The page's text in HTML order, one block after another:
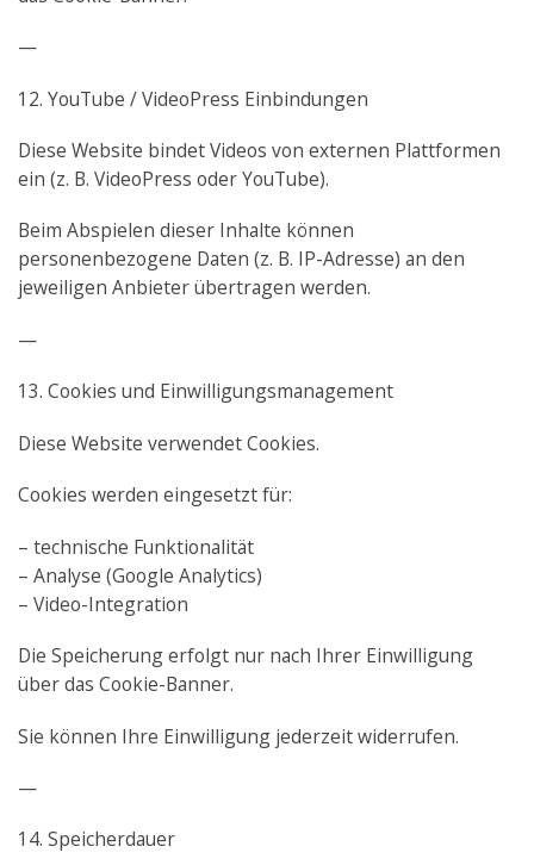
—
12. YouTube / VideoPress Einbindungen
Diese Website bindet Videos von externen Plattformen
ein (z. B. VideoPress oder YouTube).
Beim Abspielen dieser Inhalte können
personenbezogene Daten (z. B. IP-Adresse) an den
jeweiligen Anbieter übertragen werden.
—
13. Cookies und Einwilligungsmanagement
Diese Website verwendet Cookies.
Cookies werden eingesetzt für:
– technische Funktionalität
– Analyse (Google Analytics)
– Video-Integration
Die Speicherung erfolgt nur nach Ihrer Einwilligung
über das Cookie-Banner.
Sie können Ihre Einwilligung jederzeit widerrufen.
—
14. Speicherdauer